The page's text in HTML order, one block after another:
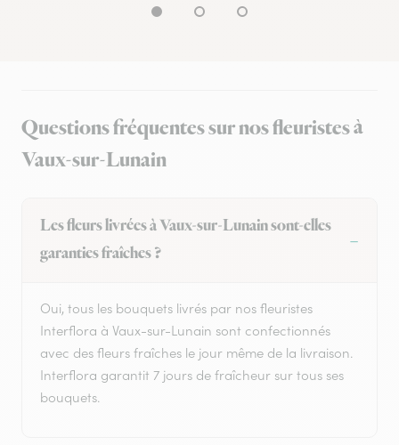
Questions fréquentes sur nos fleuristes à
Vaux-sur-Lunain
Les fleurs livrées à Vaux-sur-Lunain sont-elles
garanties fraîches ?
Oui, tous les bouquets livrés par nos fleuristes
Interflora à Vaux-sur-Lunain sont confectionnés
avec des fleurs fraîches le jour même de la livraison.
Interflora garantit 7 jours de fraîcheur sur tous ses
bouquets.